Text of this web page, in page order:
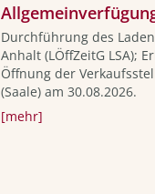
Durchführung des
Anhalt (LÖffZeitG LSA);
Öffnung der
(Saale) am 30.08.2026.
[mehr]